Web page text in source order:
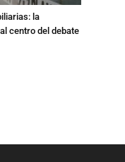
la
centro del debate